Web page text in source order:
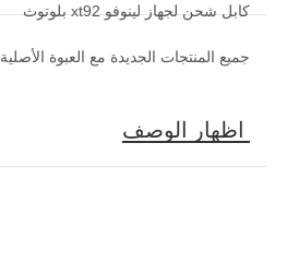
كابل شحن لجهاز لينوفو xt92 بلوتوث
جميع المنتجات الجديدة مع العبوة الأصلية